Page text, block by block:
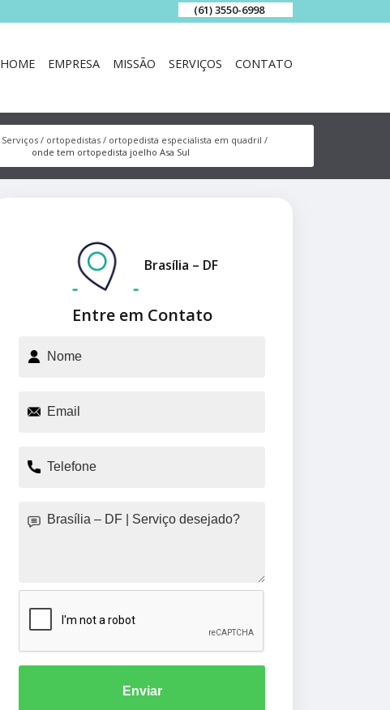
(61) 3550-6998
HOME EMPRESA MISSÃO SERVIÇOS CONTATO
Serviços ortopedistas
ortopedista especialista em quadril
onde tem ortopedista joelho Asa Sul
Entre em Contato
Brasília – DF
Enviar